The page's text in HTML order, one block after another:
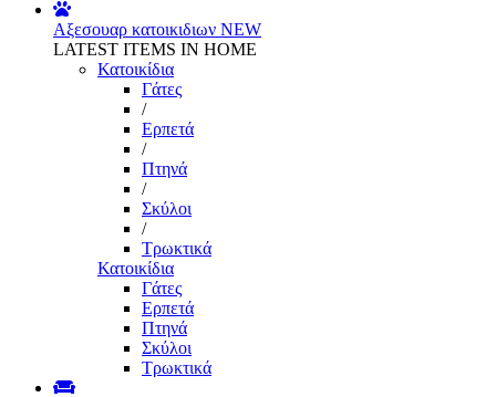
Αξεσουαρ κατοικιδιων NEW
LATEST ITEMS IN HOME
Κατοικίδια
Γάτες
/
Ερπετά
/
Πτηνά
/
Σκύλοι
/
Τρωκτικά
Κατοικίδια
Γάτες
Ερπετά
Πτηνά
Σκύλοι
Τρωκτικά